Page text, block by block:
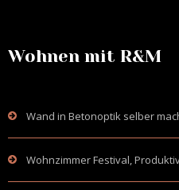
Wohnen mit R&M
Wand in Betonoptik selber
Wohnzimmer Festival,